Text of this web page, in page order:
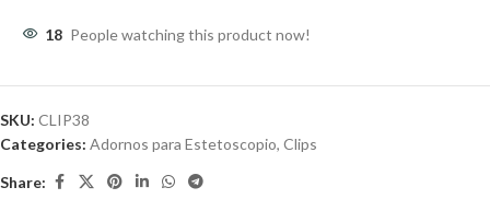
18 People watching this product now!
SKU: CLIP38
Categories: Adornos para Estetoscopio, Clips
Share: